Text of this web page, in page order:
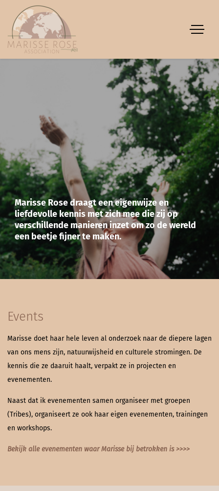
Marisse Rose draagt een eigenwijze en
liefdevolle kennis met zich mee die zij op
verschillende manieren inzet om zo de wereld
een beetje fijner te maken.
Events
Marisse doet haar hele leven al onderzoek naar de diepere lagen
van ons mens zijn, natuurwijsheid en culturele stromingen. De
kennis die ze daaruit haalt, verpakt ze in projecten en
evenementen.
Naast dat ik evenementen samen organiseer met groepen
(Tribes), organiseert ze ook haar eigen evenementen, trainingen
en workshops.
Bekijk alle evenementen waar Marisse bij betrokken is >>>>